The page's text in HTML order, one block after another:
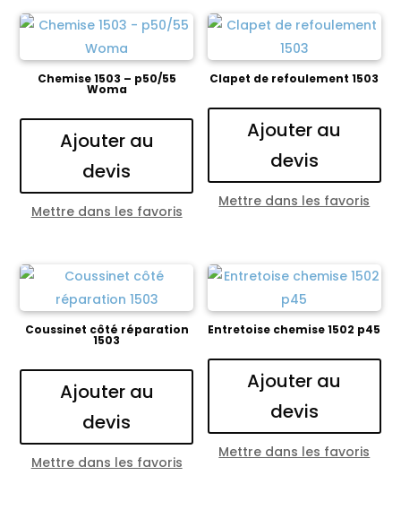
Chemise 1503 – p50/55
Woma
Ajouter au
devis
Mettre dans les favoris
Clapet de refoulement 1503
Ajouter au
devis
Mettre dans les favoris
Coussinet côté réparation
1503
Ajouter au
devis
Mettre dans les favoris
Entretoise chemise 1502 p45
Ajouter au
devis
Mettre dans les favoris